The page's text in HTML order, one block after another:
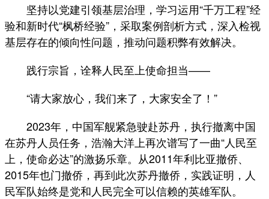
坚持以党建引领基层治理，学习运用“千万工程”经
验和新时代“枫桥经验”，采取案例剖析方式，深入检视
基层存在的倾向性问题，推动问题积弊有效解决。
践行宗旨，诠释人民至上使命担当——
“请大家放心，我们来了，大家安全了！”
2023年，中国军舰紧急驶赴苏丹，执行撤离中国
在苏丹人员任务，浩瀚大洋上再次谱写了一曲“人民至
上，使命必达”的激扬乐章。从2011年利比亚撤侨、
2015年也门撤侨，再到此次苏丹撤侨，实践证明，人
民军队始终是党和人民完全可以信赖的英雄军队。